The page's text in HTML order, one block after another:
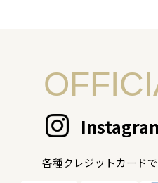
各種クレジットカード